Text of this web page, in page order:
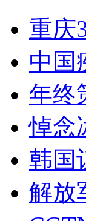
重庆
中国
年终
悼念
韩国
解放